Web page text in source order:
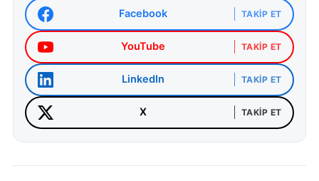
Facebook TAKIP ET
YouTube TAKIP ET
LinkedIn TAKIP ET
X TAKIP ET